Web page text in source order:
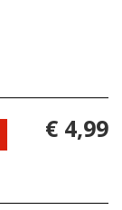
€ 4,99